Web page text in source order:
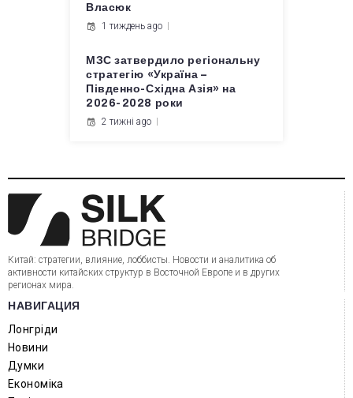
Власюк
1 тиждень ago
МЗС затвердило регіональну
стратегію «Україна –
Південно-Східна Азія» на
2026-2028 роки
2 тижні ago
Китай: стратегии, влияние, лоббисты. Новости и аналитика об
активности китайских структур в Восточной Европе и в других
регионах мира.
НАВИГАЦИЯ
Лонгріди
Новини
Думки
Економіка